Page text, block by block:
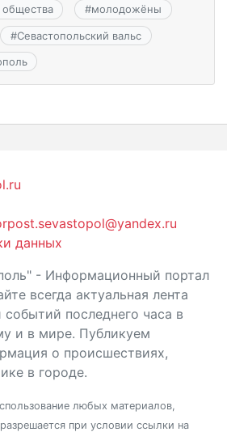
#молодожёны
#Севастопольский вальс
данных
- Информационный портал
всегда актуальная лента
последнего часа в
и в мире. Публикуем
о происшествиях,
в городе.
любых материалов,
при условии ссылки на